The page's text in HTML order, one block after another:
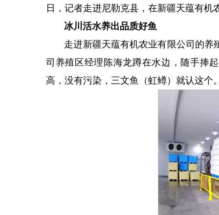
日，记者走进尼勒克县，在新疆天蕴有
冰川活水养出品质好鱼
走进新疆天蕴有机农业有限公司的
司养殖区经理陈海龙蹲在水边，随手捧
高，没有污染，三文鱼（虹鳟）就认这个